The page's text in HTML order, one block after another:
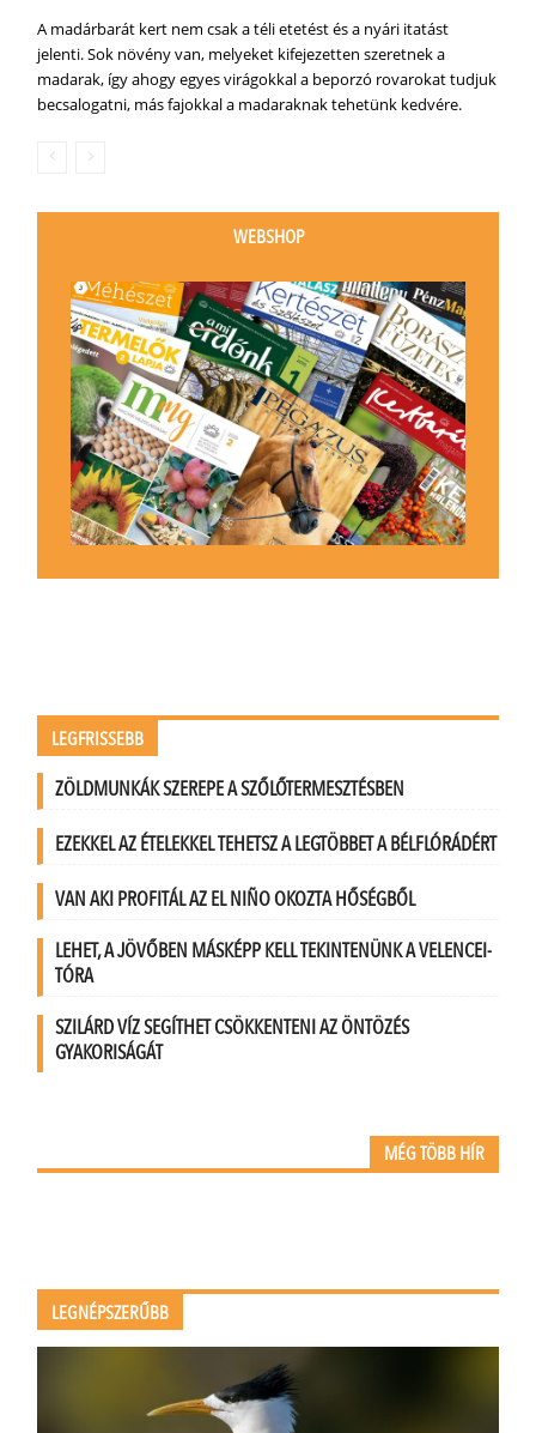
A madárbarát kert nem csak a téli etetést és a nyári itatást
jelenti. Sok növény van, melyeket kifejezetten szeretnek a
madarak, így ahogy egyes virágokkal a beporzó rovarokat tudjuk
becsalogatni, más fajokkal a madaraknak tehetünk kedvére.
WEBSHOP
LEGFRISSEBB
ZÖLDMUNKÁK SZEREPE A SZŐLŐTERMESZTÉSBEN
EZEKKEL AZ ÉTELEKKEL TEHETSZ A LEGTÖBBET A BÉLFLÓRÁDÉRT
VAN AKI PROFITÁL AZ EL NIÑO OKOZTA HŐSÉGBŐL
LEHET, A JÖVŐBEN MÁSKÉPP KELL TEKINTENÜNK A VELENCEI-
TÓRA
SZILÁRD VÍZ SEGÍTHET CSÖKKENTENI AZ ÖNTÖZÉS
GYAKORISÁGÁT
MÉG TÖBB HÍR
LEGNÉPSZERŰBB